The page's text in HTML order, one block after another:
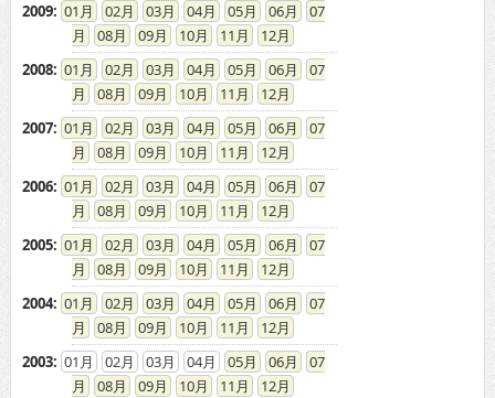
2009: 01 02 03 04 05 06
07
08
09 10 11
12
2008: 01 02 03 04 05 06
07
08
09 10 11
12
2007: 01 02 03 04 05 06
07
08
09 10 11
12
2006: 01 02 03 04 05 06
07
08
09 10 11
12
2005: 01 02 03 04 05 06
07
08
09 10 11
12
2004: 01 02 03 04 05 06
07
08
09 10 11
12
2003: 01 02 03 04 05 06
07
08
09 10 11 12